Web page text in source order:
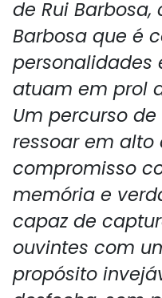
de Rui
Barbosa que é
personalidades
atuam em prol
Um percurso
ressoar em
compromisso
memória e
capaz de
ouvintes com
propósito